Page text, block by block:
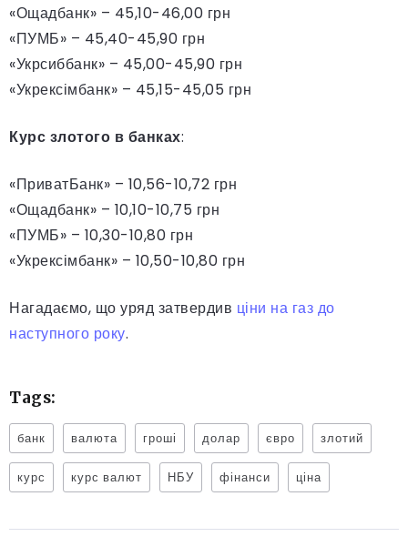
«Ощадбанк» – 45,10-46,00 грн
«ПУМБ» – 45,40-45,90 грн
«Укрсиббанк» – 45,00-45,90 грн
«Укрексімбанк» – 45,15-45,05 грн
Курс злотого в банках:
«ПриватБанк» – 10,56-10,72 грн
«Ощадбанк» – 10,10-10,75 грн
«ПУМБ» – 10,30-10,80 грн
«Укрексімбанк» – 10,50-10,80 грн
Нагадаємо, що уряд затвердив ціни на газ до
наступного року.
Tags:
банк валюта гроші долар євро злотий
курс курс валют НБУ фінанси ціна